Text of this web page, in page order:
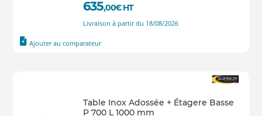
635,00€ HT
Livraison à partir du 18/08/2026
Ajouter au comparateur
Table Inox Adossée + Étagere Basse
P 700 L 1000 mm